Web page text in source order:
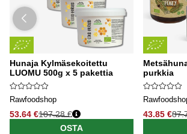
Hunaja Kylmäsekoitettu
LUOMU 500g x 5 pakettia
Rawfoodshop
53.64 €107.28 €
OSTA
purkkia
43.85 €